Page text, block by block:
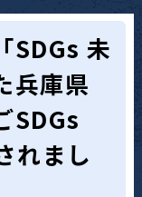
未
兵庫県
SDGs
れまし